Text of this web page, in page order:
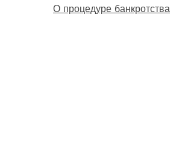
О процедуре банкротства